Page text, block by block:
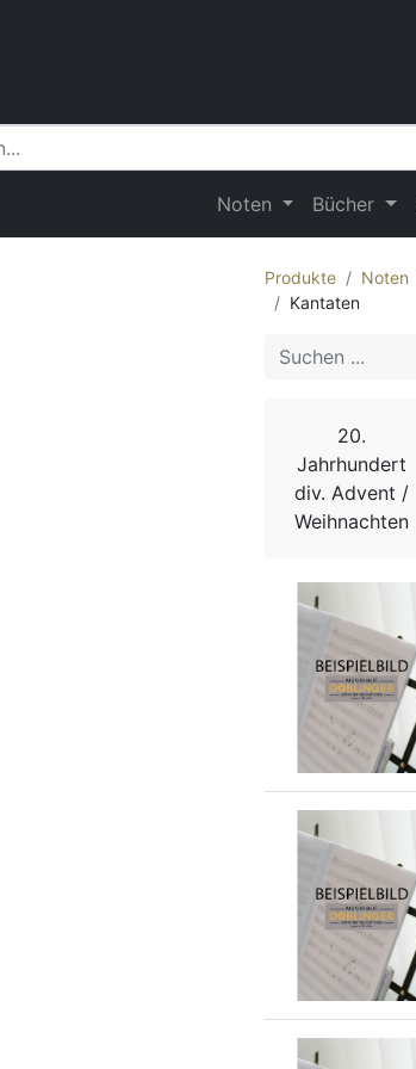
Noten Bücher
Produkte Noten
Kantaten
20.
Jahrhundert
div. Advent /
Weihnachten